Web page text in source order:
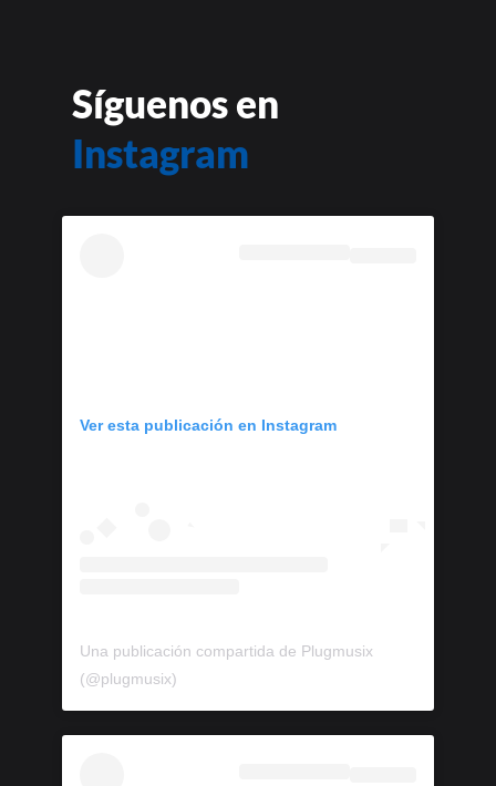
Síguenos en
Instagram
Ver esta publicación en Instagram
Una publicación compartida de Plugmusix
(@plugmusix)